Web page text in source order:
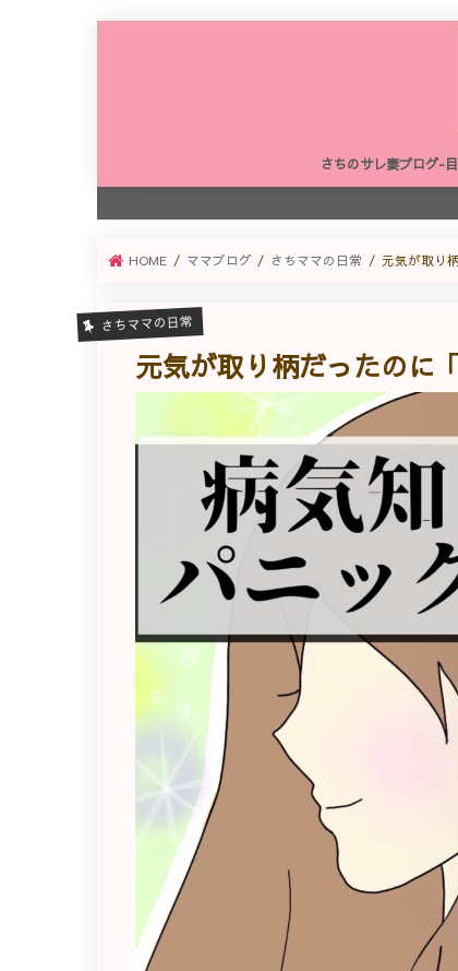
さちのサレ妻ブログ-
HOME ママブログ さちママの日常 元気が取り
さちママの日常
元気が取り柄だったのに